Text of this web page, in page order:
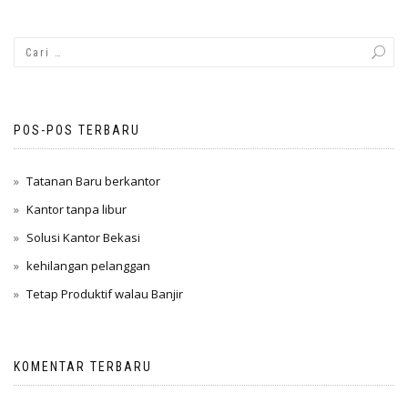
POS-POS TERBARU
Tatanan Baru berkantor
Kantor tanpa libur
Solusi Kantor Bekasi
kehilangan pelanggan
Tetap Produktif walau Banjir
KOMENTAR TERBARU